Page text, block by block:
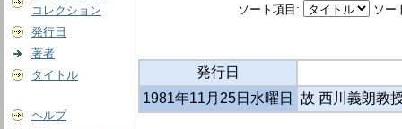
コレクション
発行日
著者
タイトル
ヘルプ
ソート項目: ソー
発行日
1981年11月25日水曜日
故 西川義朗教